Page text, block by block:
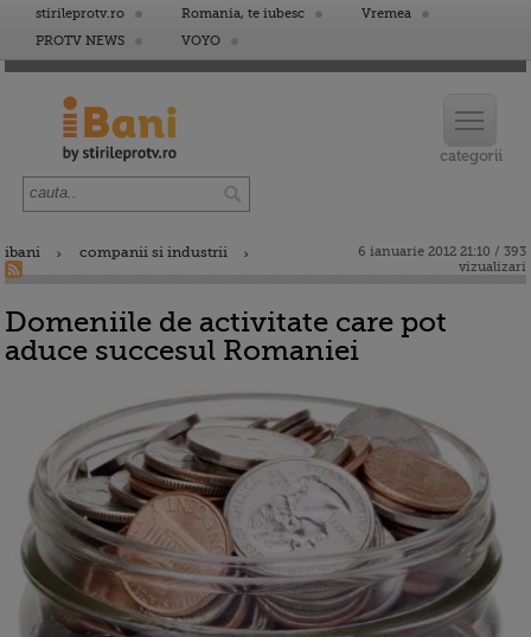
stirileprotv.ro Romania, te iubesc
Vremea
PROTV NEWS
VOYO
ibani companii si industrii
6 ianuarie 2012 21:10 / 393
vizualizari
Domeniile de activitate care pot
aduce succesul Romaniei